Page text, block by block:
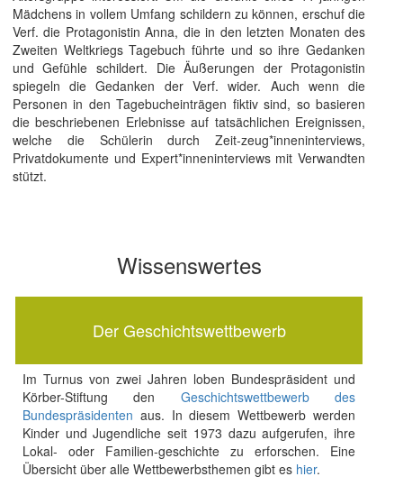
Mädchens in vollem Umfang schildern zu können, erschuf die
Verf. die Protagonistin Anna, die in den letzten Monaten des
Zweiten Weltkriegs Tagebuch führte und so ihre Gedanken
und Gefühle schildert. Die Äußerungen der Protagonistin
spiegeln die Gedanken der Verf. wider. Auch wenn die
Personen in den Tagebucheinträgen fiktiv sind, so basieren
die beschriebenen Erlebnisse auf tatsächlichen Ereignissen,
welche die Schülerin durch Zeit-zeug*inneninterviews,
Privatdokumente und Expert*inneninterviews mit Verwandten
stützt.
Wissenswertes
Der Geschichtswettbewerb
Im Turnus von zwei Jahren loben Bundespräsident und
Körber-Stiftung den Geschichtswettbewerb des
Bundespräsidenten aus. In diesem Wettbewerb werden
Kinder und Jugendliche seit 1973 dazu aufgerufen, ihre
Lokal- oder Familien-geschichte zu erforschen. Eine
Übersicht über alle Wettbewerbsthemen gibt es hier.